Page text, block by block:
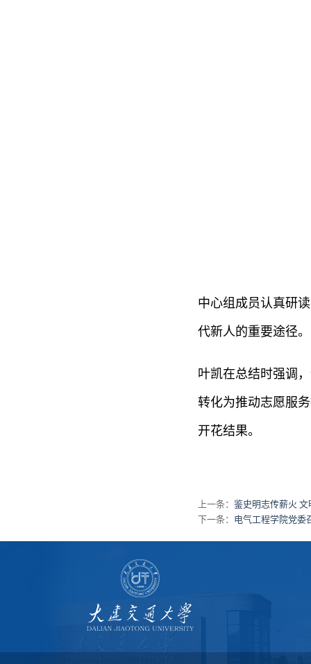
中心组成员认真研
代新人的重要途径。
叶凯在总结时强调
转化为推动志愿服
开花结果。
上一条： 鉴史明志传薪火
下一条： 电气工程学院党委